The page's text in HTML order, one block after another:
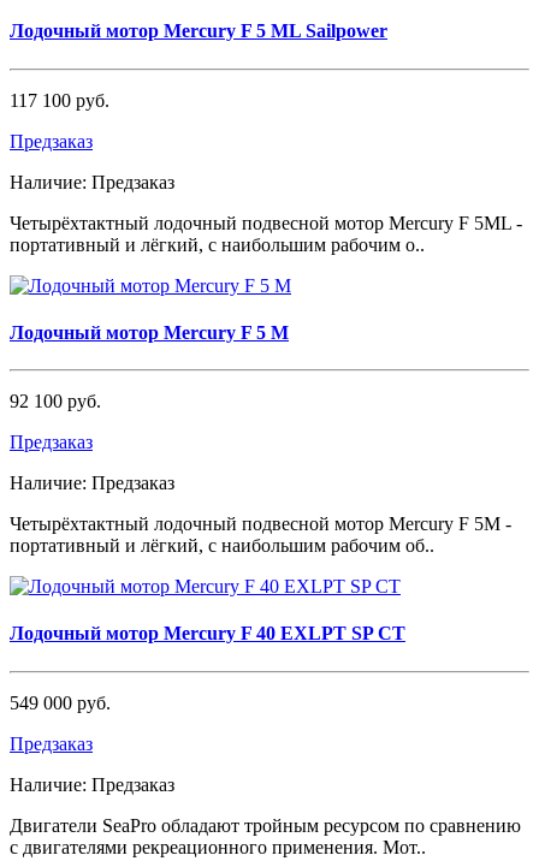
Лодочный мотор Mercury F 5 ML Sailpower
117 100 руб.
Предзаказ
Наличие: Предзаказ
Четырёхтактный лодочный подвесной мотор Mercury F 5МL -
портативный и лёгкий, с наибольшим рабочим о..
Лодочный мотор Mercury F 5 M
92 100 руб.
Предзаказ
Наличие: Предзаказ
Четырёхтактный лодочный подвесной мотор Mercury F 5М -
портативный и лёгкий, с наибольшим рабочим об..
Лодочный мотор Mercury F 40 EXLPT SP CT
549 000 руб.
Предзаказ
Наличие: Предзаказ
Двигатели SeaPro обладают тройным ресурсом по сравнению
с двигателями рекреационного применения. Мот..